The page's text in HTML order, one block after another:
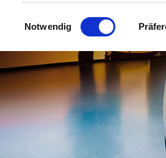
Einwilligungsauswahl
Notwendig